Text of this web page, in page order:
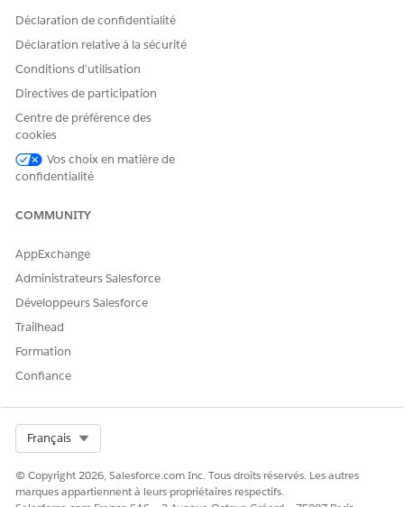
IMPORTANTL'activation de ce commutateur désactive
automatiquement la version précédente des
Recommandations d'articles. L'onglet
Recommandations d'articles pour des requêtes de la
page de configuration Recommandations d'articles est
inaccessible après l'activation de ce commutateur.
pertinentes en indexant vos articles Knowledge dans Data
360.
Dites-nous ce que nous pouvons améliorer !
Déclaration de confidentialité
Déclaration relative à la sécurité
Conditions d’utilisation
Directives de participation
Centre de préférence des
cookies
Vos choix en matière de
confidentialité
COMMUNITY
AppExchange
Administrateurs Salesforce
Développeurs Salesforce
Trailhead
Formation
Confiance
Français
© Copyright 2026, Salesforce.com Inc. Tous droits réservés. Les autres
marques appartiennent à leurs propriétaires respectifs.